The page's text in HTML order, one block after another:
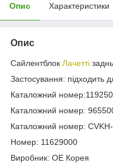
Опис Характеристики
Опис
Сайлентблок Лачетті
Застосування: підходить
Каталожний
Каталожний номер:
Каталожний номер:
Номер: 11629000
Виробник: OE Корея